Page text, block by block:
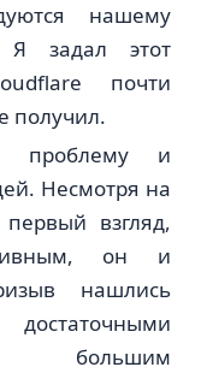
нашему
Я задал этот
почти
получил.
проблему и
Несмотря на
взгляд,
он и
нашлись
большим